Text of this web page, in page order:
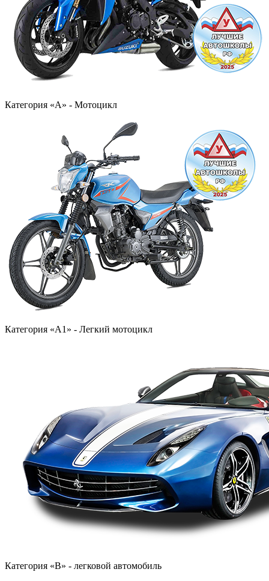
Категория «А» - Мотоцикл
Категория «A1» - Легкий мотоцикл
Категория «B» - легковой автомобиль